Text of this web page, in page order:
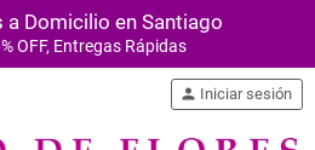
a Domicilio en Santiago
OFF, Entregas Rápidas
person Iniciar sesión